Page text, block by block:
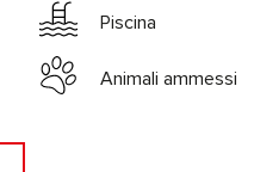
Piscina
Animali ammessi